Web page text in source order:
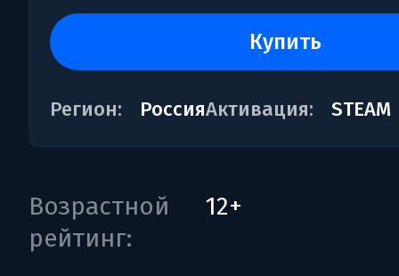
купить
Регион: РоссияАктивация: STEAM
Возрастной
рейтинг:
12+